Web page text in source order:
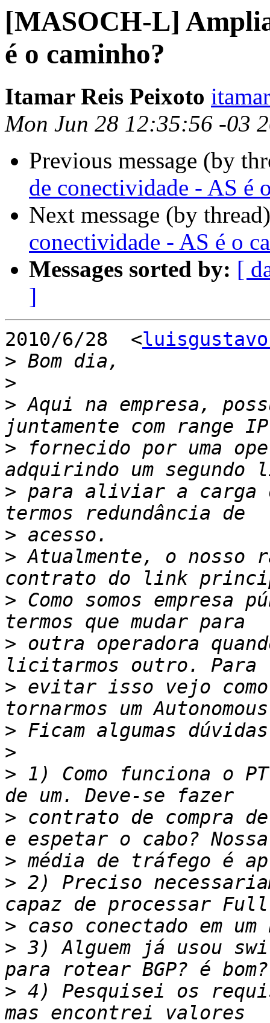
[MASOCH-L]
é o caminho?
Itamar Reis Peixoto
Mon Jun 28 12:35:56 -03
Previous message (by
de conectividade - AS é
Next message (by
conectividade - AS é o
Messages sorted by: [
]
2010/6/28  <
>
>
> Aqui na empresa,
> fornecido por uma
> para aliviar a carga
>
> Atualmente, o nosso
> Como somos
> outra operadora
> evitar isso vejo
>
>
> 1) Como funciona o
> contrato de compra
>
> 2) Preciso
>
> 3) Alguem já usou
> 4) Pesquisei os